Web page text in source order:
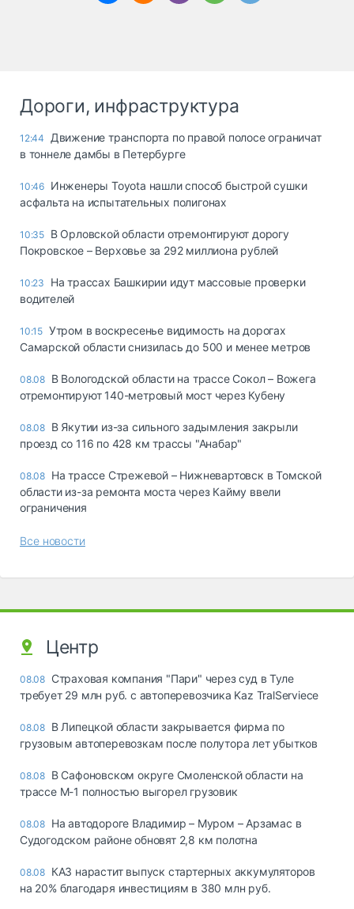
Дороги, инфраструктура
12:44
Движение транспорта по правой полосе ограничат
в тоннеле дамбы в Петербурге
10:46 Инженеры Toyota нашли способ быстрой сушки
асфальта на испытательных полигонах
10:35 В Орловской области отремонтируют дорогу
Покровское – Верховье за 292 миллиона рублей
10:23
На трассах Башкирии идут массовые проверки
водителей
10:15 Утром в воскресенье видимость на дорогах
Самарской области снизилась до 500 и менее метров
08.08 В Вологодской области на трассе Сокол – Вожега
отремонтируют 140-метровый мост через Кубену
08.08 В Якутии из-за сильного задымления закрыли
проезд со 116 по 428 км трассы "Анабар"
08.08 На трассе Стрежевой – Нижневартовск в Томской
области из-за ремонта моста через Кайму ввели
ограничения
Все новости
Центр
08.08 Страховая компания "Пари" через суд в Туле
требует 29 млн руб. с автоперевозчика Kaz TralServiece
08.08 В Липецкой области закрывается фирма по
грузовым автоперевозкам после полутора лет убытков
08.08 В Сафоновском округе Смоленской области на
трассе М-1 полностью выгорел грузовик
08.08 На автодороге Владимир – Муром – Арзамас в
Судогодском районе обновят 2,8 км полотна
08.08 КАЗ нарастит выпуск стартерных аккумуляторов
на 20% благодаря инвестициям в 380 млн руб.